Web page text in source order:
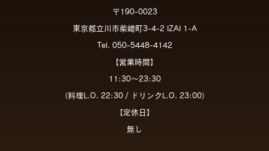
〒190-0023
東京都立川市柴崎町3-4-2 IZAI 1-A
Tel. 050-5448-4142
【営業時間】
11:30～23:30
（料理L.O. 22:30 / ドリンクL.O. 23:00）
【定休日】
無し